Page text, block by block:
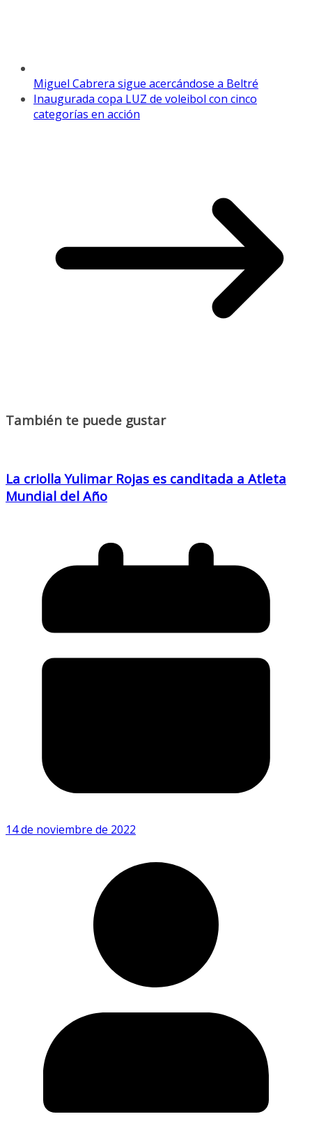
Miguel Cabrera sigue acercándose a Beltré
Inaugurada copa LUZ de voleibol con cinco
categorías en acción
También te puede gustar
La criolla Yulimar Rojas es canditada a Atleta
Mundial del Año
14 de noviembre de 2022